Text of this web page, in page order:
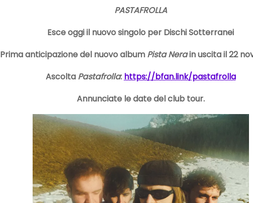
PASTAFROLLA
Esce oggi il nuovo singolo per Dischi Sotterranei
Prima anticipazione del nuovo album Pista Nerain uscita il 22
Ascolta Pastafrolla: https://bfan.link/pastafrolla
Annunciate le date del club tour.